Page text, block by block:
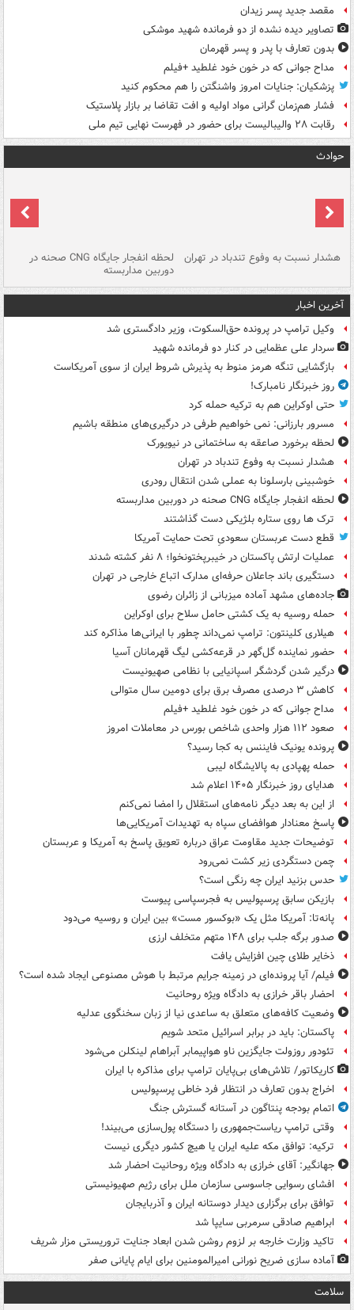
مقصد جدید پسر زیدان
تصاویر دیده‌ نشده از دو فرمانده شهید موشکی
بدون تعارف با پدر و پسر قهرمان
مداح جوانی که در خون خود غلطید +فیلم
پزشکیان: جنایات امروز واشنگتن را هم محکوم کنید
فشار هم‌زمان گرانی مواد اولیه و افت تقاضا بر بازار پلاستیک
رقابت ۲۸ والیبالیست برای حضور در فهرست نهایی تیم ملی
حوادث
هشدار نسبت به وفوع تندباد در تهران لحظه انفجار جایگاه CNG صحنه در
دوربین مداربسته
آخرین اخبار
وکیل ترامپ در پرونده حق‌السکوت، وزیر دادگستری شد
سردار علی عظمایی در کنار دو فرمانده شهید
بازگشایی تنگه هرمز منوط به پذیرش شروط ایران از سوی آمریکاست
روز خبرنگار نامبارک!
حتی اوکراین هم به ترکیه حمله کرد
مسرور بارزانی: نمی خواهیم طرفی در درگیری‌های منطقه باشیم
لحظه برخورد صاعقه به ساختمانی در نیویورک
هشدار نسبت به وفوع تندباد در تهران
خوشبینی بارسلونا به عملی شدن انتقال رودری
لحظه انفجار جایگاه CNG صحنه در دوربین مداربسته
ترک ها روی ستاره بلژیکی دست گذاشتند
قطع دست عربستان سعودیِ تحت حمایت آمریکا
عملیات ارتش پاکستان در خیبرپختونخوا؛ ۸ نفر کشته شدند
دستگیری باند جاعلان حرفه‌ای مدارک اتباع خارجی در تهران
جاده‌های مشهد آماده میزبانی از زائران رضوی
حمله روسیه به یک کشتی حامل سلاح برای اوکراین
هیلاری کلینتون: ترامپ نمی‌داند چطور با ایرانی‌ها مذاکره کند
حضور نماینده گل‌گهر در قرعه‌کشی لیگ قهرمانان آسیا
درگیر شدن گردشگر اسپانیایی با نظامی صهیونیست
کاهش ۳ درصدی مصرف برق برای دومین سال متوالی
مداح جوانی که در خون خود غلطید +فیلم
صعود ۱۱۲ هزار واحدی شاخص بورس در معاملات امروز
پرونده یونیک فایننس به کجا رسید؟
حمله پهپادی به پالایشگاه لیبی
هدایای روز خبرنگار ۱۴۰۵ اعلام شد
از این به بعد دیگر نامه‌های استقلال را امضا نمی‌کنم
پاسخ معنادار هوافضای سپاه به تهدیدات آمریکایی‌ها
توضیحات جدید مقاومت عراق درباره تعویق پاسخ به آمریکا و عربستان
چمن دستگردی زیر کشت نمی‌رود
حدس بزنید ایران چه رنگی است؟
بازیکن سابق پرسپولیس به فجرسپاسی پیوست
پانه‌تا: آمریکا مثل یک «بوکسور مست» بین ایران و روسیه می‌دود
صدور برگه جلب برای ۱۴۸ متهم متخلف ارزی
ذخایر طلای چین افزایش یافت
فیلم/ آیا پرونده‌ای در زمینه جرایم مرتبط با هوش مصنوعی ایجاد شده است؟
احضار باقر خرازی به دادگاه ویژه روحانیت
وضعیت کافه‌های متعلق به ساعدی نیا از زبان سخنگوی عدلیه
پاکستان: باید در برابر اسرائیل متحد شویم
تئودور روزولت جایگزین ناو هواپیمابر آبراهام لینکلن می‌شود
کاریکاتور/ تلاش‌های بی‌پایان ترامپ برای مذاکره با ایران
اخراج بدون تعارف در انتظار فرد خاطی پرسپولیس
اتمام بودجه پنتاگون در آستانه گسترش جنگ
وقتی ترامپ ریاست‌جمهوری را دستگاه پول‌سازی می‌بیند!
ترکیه: توافق مکه علیه ایران یا هیچ کشور دیگری نیست
جهانگیر: آقای خرازی به دادگاه ویژه روحانیت احضار شد
افشای رسوایی جاسوسی سازمان ملل برای رژیم صهیونیستی
توافق برای برگزاری دیدار دوستانه ایران و آذربایجان
ابراهیم صادقی سرمربی سایپا شد
تاکید وزارت خارجه بر لزوم روشن شدن ابعاد جنایت تروریستی مزار شریف
آماده سازی ضریح نورانی امیرالمومنین برای ایام پایانی صفر
سلامت